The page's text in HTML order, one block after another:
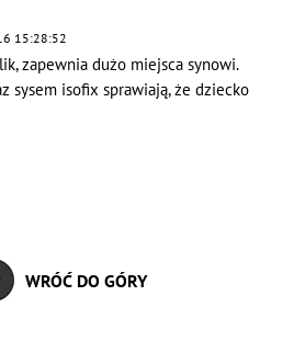
15:28:52
zapewnia dużo miejsca synowi.
sysem isofix sprawiają, że dziecko
WRÓĆ DO GÓRY